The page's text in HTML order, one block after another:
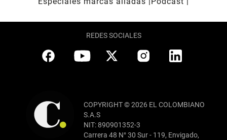
REDES SOCIALES
COPYRIGHT © 2026 EL COLOMBIANO
S.A.S
NIT: 890901352-3
Carrera 48 N° 30 Sur - 119, Envigado,